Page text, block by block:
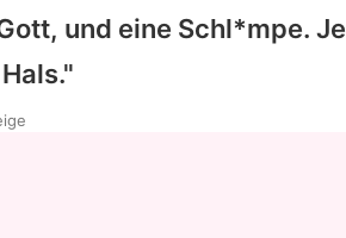
und eine Schl*mpe.